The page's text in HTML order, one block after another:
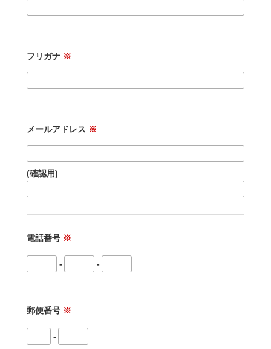
フリガナ ※
メールアドレス ※
(確認用)
電話番号 ※
- -
郵便番号 ※
-